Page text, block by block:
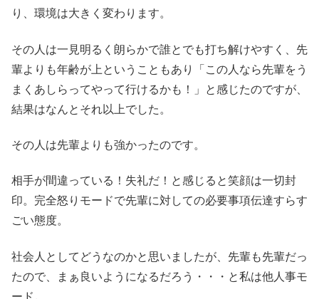
り、環境は大きく変わります。
その人は一見明るく朗らかで誰とでも打ち解けやすく、先
輩よりも年齢が上ということもあり「この人なら先輩をう
まくあしらってやって行けるかも！」と感じたのですが、
結果はなんとそれ以上でした。
その人は先輩よりも強かったのです。
相手が間違っている！失礼だ！と感じると笑顔は一切封
印。完全怒りモードで先輩に対しての必要事項伝達すらす
ごい態度。
社会人としてどうなのかと思いましたが、先輩も先輩だっ
たので、まぁ良いようになるだろう・・・と私は他人事モ
ード。